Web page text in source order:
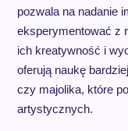
pozwala na nadanie
eksperymentować z
ich kreatywność i
oferują naukę
czy majolika, które
artystycznych.